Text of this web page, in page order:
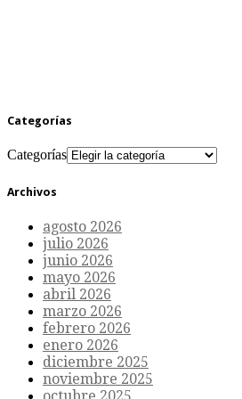
Categorías
Categorías
Archivos
agosto 2026
julio 2026
junio 2026
mayo 2026
abril 2026
marzo 2026
febrero 2026
enero 2026
diciembre 2025
noviembre 2025